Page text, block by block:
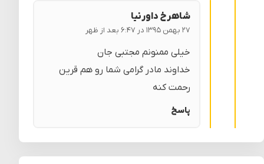
شاهرخ داورنیا
۲۷ بهمن ۱۳۹۵ در ۶:۴۷ بعد از ظهر
خیلی ممنونم مجتبی جان
خداوند مادر گرامی شما رو هم قرین
رحمت کنه
پاسخ